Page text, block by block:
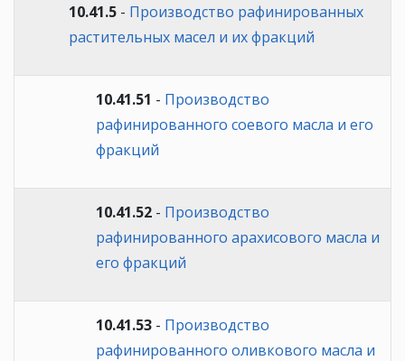
10.41.5 - Производство рафинированных
растительных масел и их фракций
10.41.51 - Производство
рафинированного соевого масла и его
фракций
10.41.52 - Производство
рафинированного арахисового масла и
его фракций
10.41.53 - Производство
рафинированного оливкового масла и